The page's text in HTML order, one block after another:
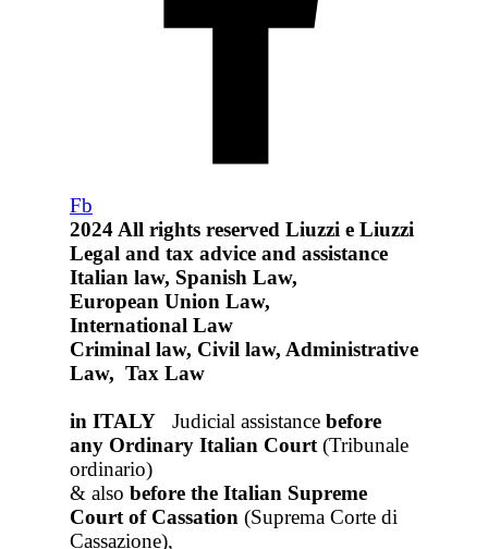
Fb
2024 All rights reserved Liuzzi e Liuzzi
Legal and tax advice and assistance
Italian law, Spanish Law,
European Union Law,
International Law
Criminal law, Civil law, Administrative
Law, Tax Law
in ITALY Judicial assistance before
any Ordinary Italian Court (Tribunale
ordinario)
& also before the Italian Supreme
Court of Cassation (Suprema Corte di
Cassazione),